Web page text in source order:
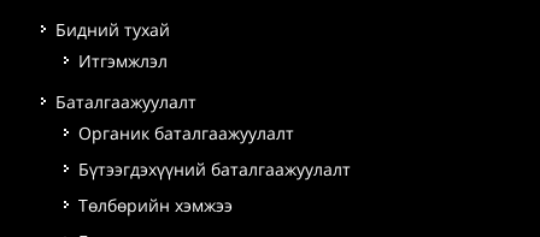
Бидний тухай
Итгэмжлэл
Баталгаажуулалт
Органик баталгаажуулалт
Бүтээгдэхүүний баталгаажуулалт
Төлбөрийн хэмжээ